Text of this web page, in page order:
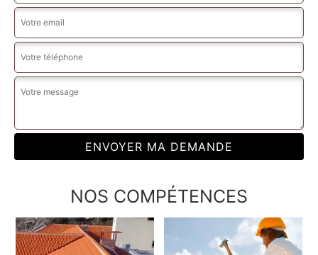
NOS COMPÉTENCES